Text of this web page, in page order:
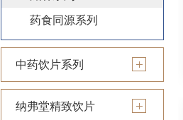
药食同源系列
中药饮片系列
纳弗堂精致饮片